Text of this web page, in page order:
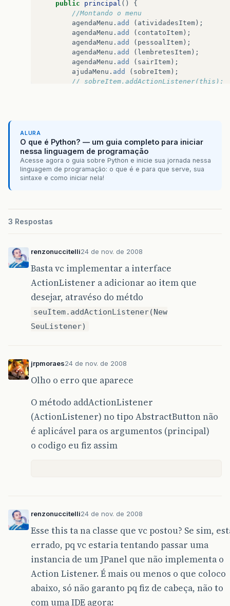
public principal ()
{
//Montando o menu
agendaMenu . add ( atividadesItem );
agendaMenu . add ( contatoItem );
agendaMenu . add ( pessoalItem );
agendaMenu . add ( lembretesItem );
agendaMenu . add ( sairItem );
ajudaMenu . add ( sobreItem );
// sobreItem.addActionListener(this);
barraMenu. add (agendaMenu);
barraMenu.add (ajudaMenu
jcomp4 = new JLabel ("
//adjust size and set layout
setPreferredSize
ALURA
O que é Python? — um guia completo para iniciar
nessa linguagem de programação
Acesse agora o guia sobre Python e inicie sua jornada nessa
linguagem de programação: o que é e para que serve, sua
sintaxe e como iniciar nela!
3 Respostas
renzonuccitelli24 de nov. de 2008
Basta vc implementar a interface
ActionListener a adicionar ao item que
desejar, atravéso do métdo
seuItem.addActionListener(New
SeuListener)
jrpmoraes24 de nov. de 2008
Olho o erro que aparece
O método addActionListener
(ActionListener) no tipo AbstractButton não
é aplicável para os argumentos (principal)
o codigo eu fiz assim
renzonuccitelli24 de nov. de 2008
Esse this ta na classe que vc postou? Se sim,
errado, pq vc estaria tentando passar uma
instancia de um JPanel que não implementa o
Action Listener. É mais ou menos o que coloco
abaixo, só não garanto pq fiz de cabeça, não to
com uma IDE agora: